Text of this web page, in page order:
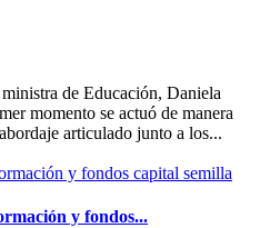
de Educación, Daniela
momento se actuó de manera
articulado junto a los...
y fondos...